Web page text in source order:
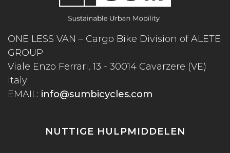
ONE LESS VAN – Cargo Bike Division of ALETE
GROUP
Viale Enzo Ferrari, 13 - 30014 Cavarzere (VE)
Italy
EMAIL: info@sumbicycles.com
NUTTIGE HULPMIDDELEN